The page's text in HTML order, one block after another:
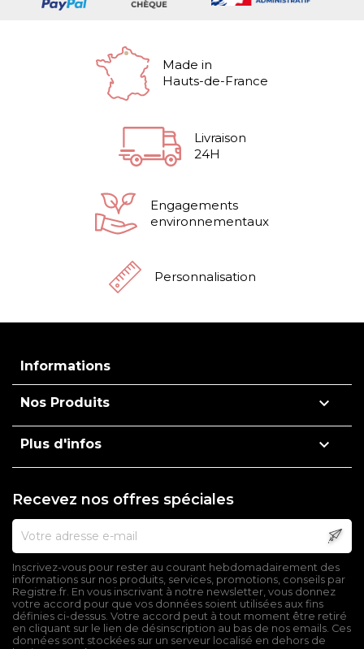
Made in
Hauts-de-France
Livraison
24H
Engagements
environnementaux
Personnalisation
Informations
Nos Produits 
Plus d'infos 
Recevez nos offres spéciales
Inscrivez-vous pour rester au courant hebdomadairement des
informations sur nos produits, services, promotions, conseils par
Registre.fr. En vous inscrivant à notre newsletter, vous donnez
votre accord pour que vos données soient utilisées aux fins
définies ci-dessus. Votre accord peut à tout moment être retiré
en cliquant sur le lien de désinscription au bas de nos emails. Ces
données sont stockées sur un serveur localisé en dehors de